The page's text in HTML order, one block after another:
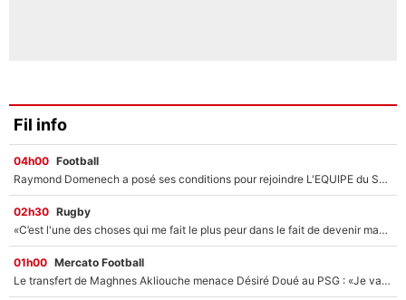
Fil info
04h00 Football
Raymond Domenech a posé ses conditions pour rejoindre L'EQUIPE du Soir : Il refuse de faire l'émission avec un autre chroniqueur !
02h30 Rugby
«C’est l'une des choses qui me fait le plus peur dans le fait de devenir maman» : En couple avec Antoine Dupont, Iris Mittenaere s'inquiète déjà pour ses futurs enfants !
01h00 Mercato Football
Le transfert de Maghnes Akliouche menace Désiré Doué au PSG : «Je valide à 200%»